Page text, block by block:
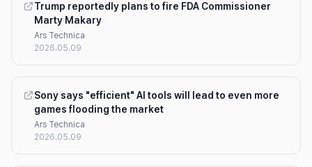
Trump reportedly plans to fire FDA Commissioner
Marty Makary
Ars Technica
2026.05.09
Sony says "efficient" AI tools will lead to even more
games flooding the market
Ars Technica
2026.05.09